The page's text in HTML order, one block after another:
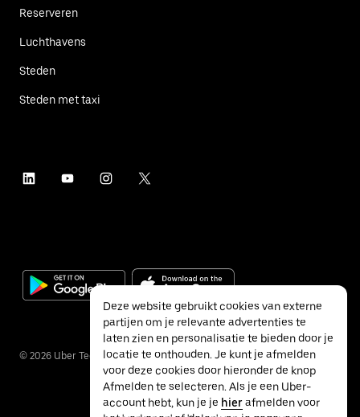
Reserveren
Luchthavens
Steden
Steden met taxi
© 2026 Uber Technologies Inc.
Deze website gebruikt cookies van externe
partijen om je relevante advertenties te
laten zien en personalisatie te bieden door je
locatie te onthouden. Je kunt je afmelden
voor deze cookies door hieronder de knop
Afmelden te selecteren. Als je een Uber-
account hebt, kun je je hierafmelden voor